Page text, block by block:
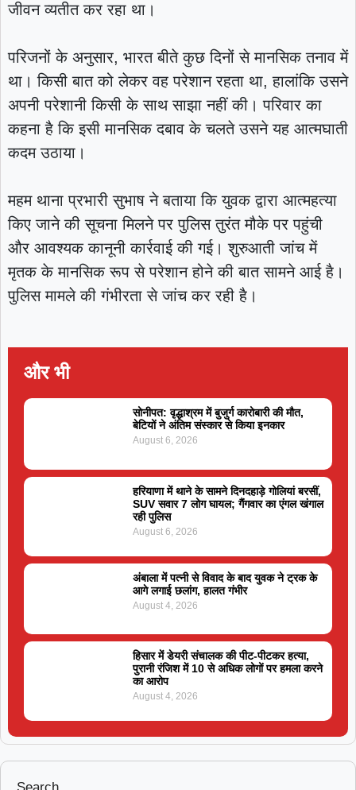
जीवन व्यतीत कर रहा था।
परिजनों के अनुसार, भारत बीते कुछ दिनों से मानसिक तनाव में
था। किसी बात को लेकर वह परेशान रहता था, हालांकि उसने
अपनी परेशानी किसी के साथ साझा नहीं की। परिवार का
कहना है कि इसी मानसिक दबाव के चलते उसने यह आत्मघाती
कदम उठाया।
महम थाना प्रभारी सुभाष ने बताया कि युवक द्वारा आत्महत्या
किए जाने की सूचना मिलने पर पुलिस तुरंत मौके पर पहुंची
और आवश्यक कानूनी कार्रवाई की गई। शुरुआती जांच में
मृतक के मानसिक रूप से परेशान होने की बात सामने आई है।
पुलिस मामले की गंभीरता से जांच कर रही है।
और भी
सोनीपत: वृद्धाश्रम में बुजुर्ग कारोबारी की मौत,
बेटियों ने अंतिम संस्कार से किया इनकार
August 6, 2026
हरियाणा में थाने के सामने दिनदहाड़े गोलियां बरसीं,
SUV सवार 7 लोग घायल; गैंगवार का एंगल खंगाल
रही पुलिस
August 6, 2026
अंबाला में पत्नी से विवाद के बाद युवक ने ट्रक के
आगे लगाई छलांग, हालत गंभीर
August 4, 2026
हिसार में डेयरी संचालक की पीट-पीटकर हत्या,
पुरानी रंजिश में 10 से अधिक लोगों पर हमला करने
का आरोप
August 4, 2026